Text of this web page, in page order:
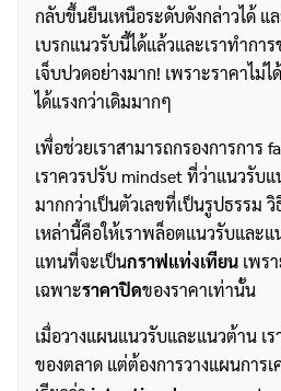
กลับขึ้นยืนเหนือระดับดังกล่าวได้ แ
เบรกแนวรับนี้ได้แล้วและเราทำการ
เจ็บปวดอย่างมาก! เพราะราคาไม่
ได้แรงกว่าเดิมมากๆ
เพื่อช่วยเราสามารถกรองการการ
เราควรปรับ mindset ที่ว่าแนวรับ
มากกว่าเป็นตัวเลขที่เป็นรูปธรรม
เหล่านี้คือให้เราพล็อตแนวรับและ
แทนที่จะเป็นกราฟแท่งเทียน เพร
เฉพาะราคาปิดของราคาเท่านั้น
เมื่อวางแผนแนวรับและแนวต้าน เ
ของตลาด แต่ต้องการวางแผนการ